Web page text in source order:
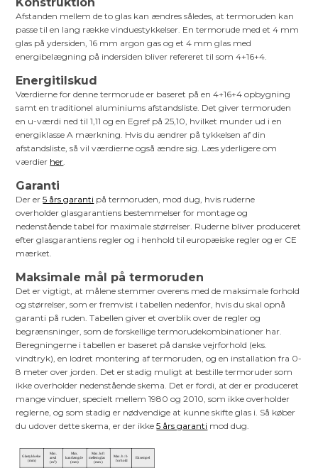
Afstanden mellem de to glas kan ændres således, at termoruden kan
passe til en lang række vinduestykkelser. En termorude med et 4 mm
glas på ydersiden, 16 mm argon gas og et 4 mm glas med
energibelægning på indersiden bliver refereret til som 4+16+4.
Energitilskud
Værdierne for denne termorude er baseret på en 4+16+4 opbygning
samt en traditionel aluminiums afstandsliste. Det giver termoruden
en u-værdi ned til 1,11 og en Egref på 25,10, hvilket munder ud i en
energiklasse A mærkning. Hvis du ændrer på tykkelsen af din
afstandsliste, så vil værdierne også ændre sig. Læs yderligere om
værdier her.
Garanti
Der er5 års garanti på termoruden, mod dug, hvis ruderne
overholder glasgarantiens bestemmelser for montage og
nedenstående tabel for maximale størrelser. Ruderne bliver produceret
efter glasgarantiens regler og i henhold til europæiske regler og er CE
mærket.
Maksimale mål på termoruden
Det er vigtigt, at målene stemmer overens med de maksimale forhold
og størrelser, som er fremvist i tabellen nedenfor, hvis du skal opnå
garanti på ruden. Tabellen giver et overblik over de regler og
begrænsninger, som de forskellige termorudekombinationer har.
Beregningerne i tabellen er baseret på danske vejrforhold (eks.
vindtryk), en lodret montering af termoruden, og en installation fra 0-
8 meter over jorden. Det er stadig muligt at bestille termoruder som
ikke overholder nedenstående skema. Det er fordi, at der er produceret
mange vinduer, specielt mellem 1980 og 2010, som ikke overholder
reglerne, og som stadig er nødvendige at kunne skifte glas i. Så køber
du udover dette skema, er der ikke5 års garanti mod dug.